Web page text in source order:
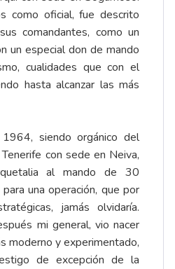
como oficial, fue descrito
comandantes, como un
un especial don de mando
cualidades que con el
hasta alcanzar las más
siendo orgánico del
con sede en Neiva,
al mando de 30
una operación, que por
jamás olvidaría.
mi general, vio nacer
moderno y experimentado,
de excepción de la